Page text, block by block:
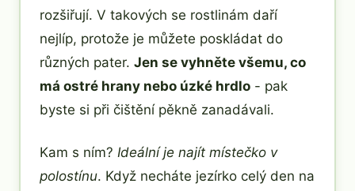
rozšiřují. V takových se rostlinám daří
nejlíp, protože je můžete poskládat do
různých pater. Jen se vyhněte všemu, co
má ostré hrany nebo úzké hrdlo - pak
byste si při čištění pěkně zanadávali.
Kam s ním? Ideální je najít místečko v
polostínu. Když necháte jezírko celý den na